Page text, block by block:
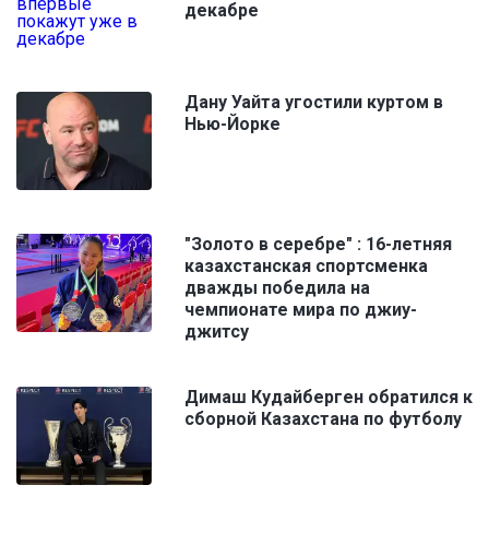
декабре
Дану Уайта угостили куртом в
Нью-Йорке
"Золото в серебре" : 16-летняя
казахстанская спортсменка
дважды победила на
чемпионате мира по джиу-
джитсу
Димаш Кудайберген обратился к
сборной Казахстана по футболу